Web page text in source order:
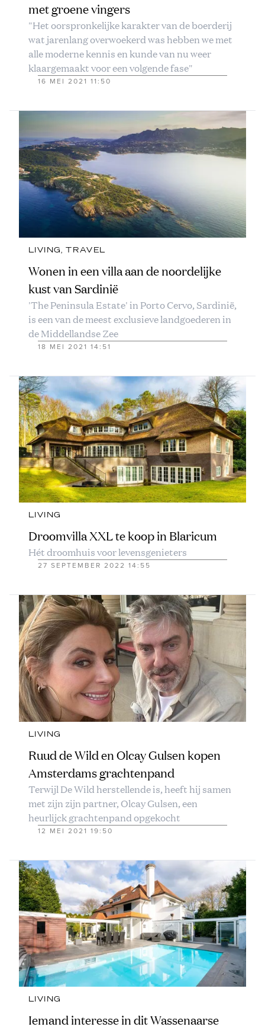
met groene vingers
"Het oorspronkelijke karakter van de boerderij
wat jarenlang overwoekerd was hebben we met
alle moderne kennis en kunde van nu weer
klaargemaakt voor een volgende fase"
16 MEI 2021 11:50
LIVING , TRAVEL
Wonen in een villa aan de noordelijke
kust van Sardinië
'The Peninsula Estate' in Porto Cervo, Sardinië,
is een van de meest exclusieve landgoederen in
de Middellandse Zee
18 MEI 2021 14:51
LIVING
Droomvilla XXL te koop in Blaricum
Hét droomhuis voor levensgenieters
27 SEPTEMBER 2022 14:55
LIVING
Ruud de Wild en Olcay Gulsen kopen
Amsterdams grachtenpand
Terwijl De Wild herstellende is, heeft hij samen
met zijn zijn partner, Olcay Gulsen, een
heurlijck grachtenpand opgekocht
12 MEI 2021 19:50
LIVING
Iemand interesse in dit Wassenaarse